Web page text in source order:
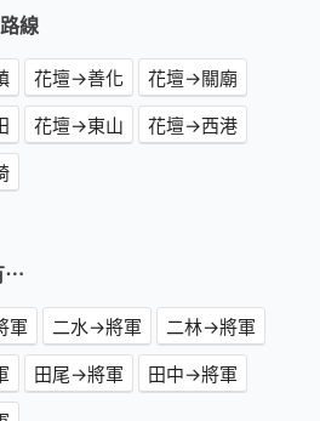
線
花壇→善化
花壇→關廟
花壇→東山
花壇→西港
⋯
軍 二水→將軍
二林→將軍
田尾→將軍
田中→將軍